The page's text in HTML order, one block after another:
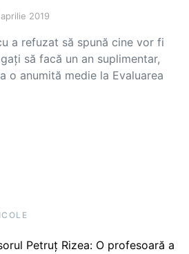
aprilie 2019
a refuzat să spună cine vor fi
să facă un an suplimentar,
o anumită medie la Evaluarea
Petruț Rizea: O profesoară a